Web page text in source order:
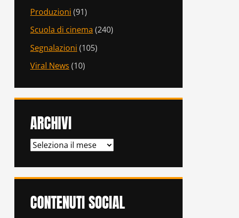
Produzioni (91)
Scuola di cinema (240)
Segnalazioni (105)
Viral News (10)
ARCHIVI
ARCHIVI
CONTENUTI SOCIAL